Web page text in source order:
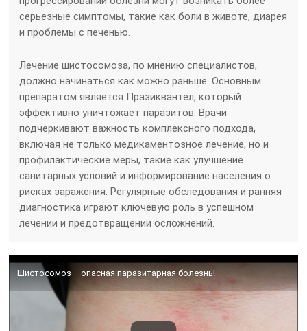
серьезные симптомы, такие как боли в животе, диарея
и проблемы с печенью.
Лечение шистосомоза, по мнению специалистов,
должно начинаться как можно раньше. Основным
препаратом является Празиквантел, который
эффективно уничтожает паразитов. Врачи
подчеркивают важность комплексного подхода,
включая не только медикаментозное лечение, но и
профилактические меры, такие как улучшение
санитарных условий и информирование населения о
рисках заражения. Регулярные обследования и ранняя
диагностика играют ключевую роль в успешном
лечении и предотвращении осложнений.
Шистосомоз – опасная паразитарная болезнь!